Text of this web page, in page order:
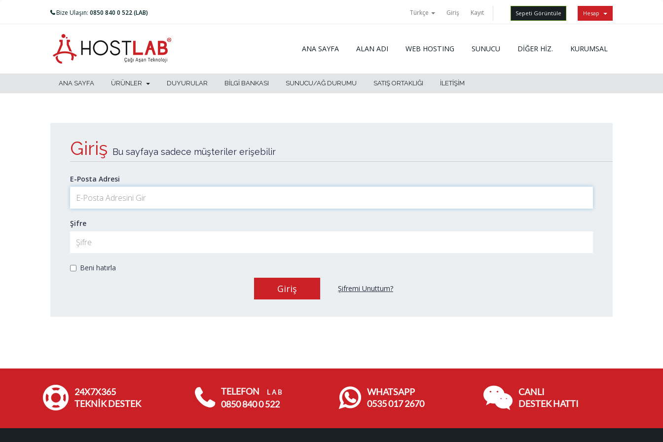
Bize Ulaşın: 0850 840 0 522 (LAB) Türkçe Giriş Kayıt Sepeti Görüntüle Hesap
ANA SAYFA ALAN ADI WEB HOSTING SUNUCU DİĞER HİZ. KURUMSAL
ANA SAYFA ÜRÜNLER DUYURULAR BILGI BANKASI SUNUCU/AĞ DURUMU SATIŞ ORTAKLIĞI İLETIŞIM
Giriş Bu sayfaya sadece müşteriler erişebilir
E-Posta Adresi
Şifre
Beni hatırla
Şifremi Unuttum?
24X7X365
TEKNİK DESTEK
TELEFON L A B
0850 840 0 522
WHATSAPP
0535 017 2670
CANLI
DESTEK HATTI